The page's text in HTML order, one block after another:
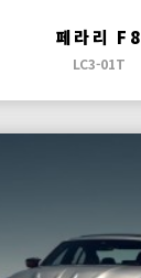
페라리 F8
LC3-01T